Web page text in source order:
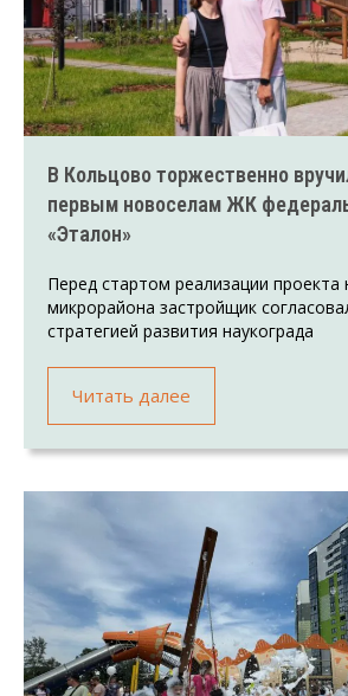
В Кольцово торжественно
первым новоселам ЖК
«Эталон»
Перед стартом реализации проекта
микрорайона застройщик
стратегией развития наукограда
Читать далее